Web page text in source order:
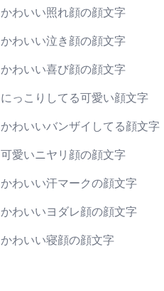
かわいい照れ顔の顔文字
かわいい泣き顔の顔文字
かわいい喜び顔の顔文字
にっこりしてる可愛い顔文字
かわいいバンザイしてる顔文字
可愛いニヤリ顔の顔文字
かわいい汗マークの顔文字
かわいいヨダレ顔の顔文字
かわいい寝顔の顔文字